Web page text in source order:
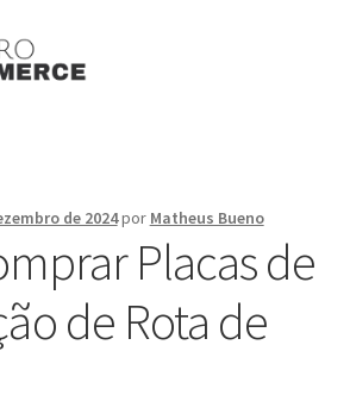
de 2024por Matheus Bueno
Placas de
de Rota de